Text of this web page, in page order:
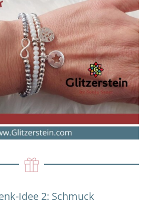
Idee 2: Schmuck